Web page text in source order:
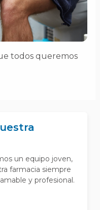
todos queremos
un equipo joven,
farmacia siempre
y profesional.